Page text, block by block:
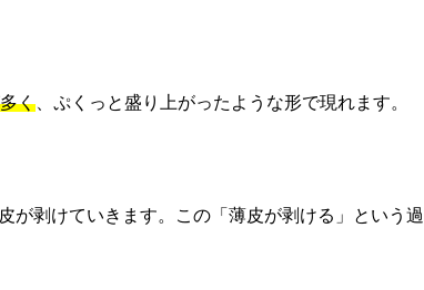
く 、ぷくっと盛り上がったような形で現れます。
が剥けていきます。この「薄皮が剥ける」という過